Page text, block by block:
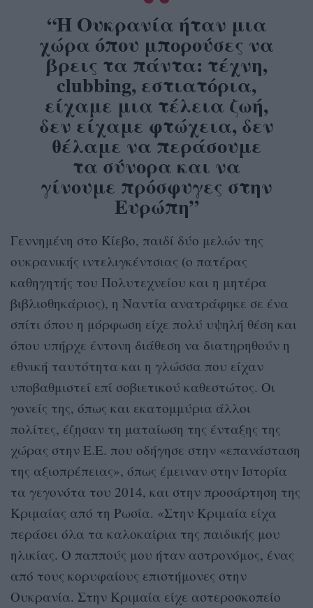
“Η Ουκρανία ήταν μια
χώρα όπου μπορούσες να
βρεις τα πάντα: τέχνη,
clubbing, εστιατόρια,
είχαμε μια τέλεια ζωή,
δεν είχαμε φτώχεια, δεν
θέλαμε να περάσουμε
τα σύνορα και να
γίνουμε πρόσφυγες στην
Ευρώπη”
Γεννημένη στο Κίεβο, παιδί δύο μελών της
ουκρανικής ιντελιγκέντσιας (ο πατέρας
καθηγητής του Πολυτεχνείου και η μητέρα
βιβλιοθηκάριος), η Ναντία ανατράφηκε σε ένα
σπίτι όπου η μόρφωση είχε πολύ υψηλή θέση και
όπου υπήρχε έντονη διάθεση να διατηρηθούν η
εθνική ταυτότητα και η γλώσσα που είχαν
υποβαθμιστεί επί σοβιετικού καθεστώτος. Οι
γονείς της, όπως και εκατομμύρια άλλοι
πολίτες, έζησαν τη ματαίωση της ένταξης της
χώρας στην Ε.Ε. που οδήγησε στην «επανάσταση
της αξιοπρέπειας», όπως έμειναν στην Ιστορία
τα γεγονότα του 2014, και στην προσάρτηση της
Κριμαίας από τη Ρωσία. «Στην Κριμαία είχα
περάσει όλα τα καλοκαίρια της παιδικής μου
ηλικίας. Ο παππούς μου ήταν αστρονόμος, ένας
από τους κορυφαίους επιστήμονες στην
Ουκρανία. Στην Κριμαία είχε αστεροσκοπείο